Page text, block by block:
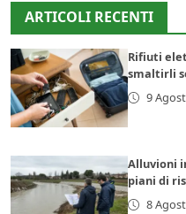
ARTICOLI RECENTI
Rifiuti
smaltirli
9
Alluvioni
piani di
8